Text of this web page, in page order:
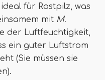
für Rostpilz, was
mit M.
der Luftfeuchtigkeit,
ein guter Luftstrom
(Sie müssen sie